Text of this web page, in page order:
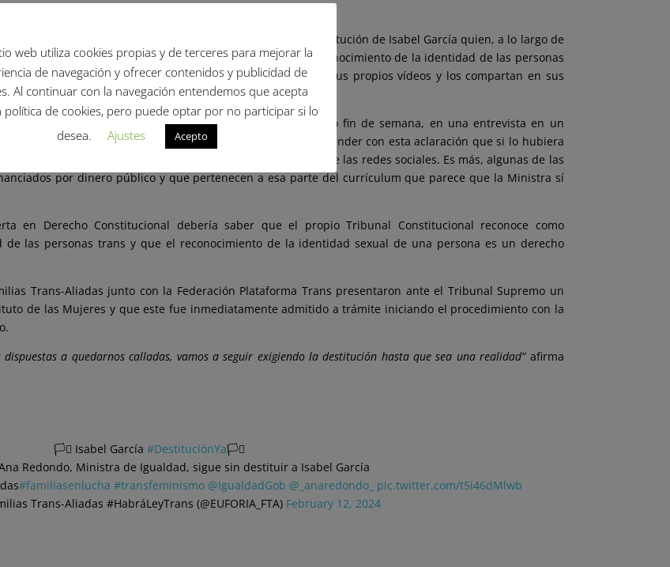
y padres de personas trans que piden a la Ministra la destitución de Isabel García quien, a lo largo de
innumerables manifestaciones públicas en contra del reconocimiento de la identidad de las personas
otras personas que quieran apoyar la campaña graben sus propios vídeos y los compartan en sus
en la Comisión de Igualdad del Congreso y este mismo fin de semana, en una entrevista en un
digital de la Directora para su nombramiento. Dando a entender con esta aclaración que si lo hubiera
que muchas de las afirmaciones se habían hecho fuera de las redes sociales. Es más, algunas de las
por dinero público y que pertenecen a esa parte del currículum que parece que la Ministra sí
en Derecho Constitucional debería saber que el propio Tribunal Constitucional reconoce como
las personas trans y que el reconocimiento de la identidad sexual de una persona es un derecho
Trans-Aliadas junto con la Federación Plataforma Trans presentaron ante el Tribunal Supremo un
de las Mujeres y que este fue inmediatamente admitido a trámite iniciando el procedimiento con la
a quedarnos calladas, vamos a seguir exigiendo la destitución hasta que sea una realidad”afirma
🏳️‍⚧️ Isabel García #DestituciónYa🏳️‍⚧️
Ana Redondo, Ministra de Igualdad, sigue sin destituir a Isabel García
#familiasenlucha #transfeminismo @IgualdadGob @_anaredondo_ pic.twitter.com/t5i46dMlwb
Trans-Aliadas #HabráLeyTrans (@EUFORIA_FTA) February 12, 2024
web utiliza cookies propias y de terceres para mejorar la
de navegación y ofrecer contenidos y publicidad de
Al continuar con la navegación entendemos que acepta
política de cookies, pero puede optar por no participar si lo
desea.
Ajustes Acepto